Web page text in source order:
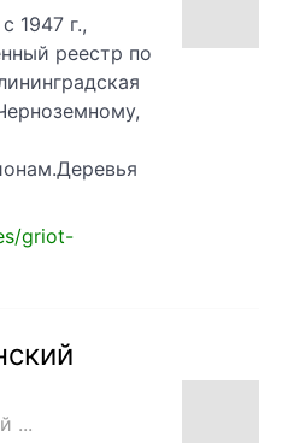
1947 г.,
реестр по
griot-
...